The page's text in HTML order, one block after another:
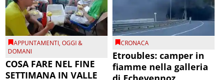
APPUNTAMENTI,OGGI &
DOMANI
COSA FARE NEL FINE
SETTIMANA IN VALLE
CRONACA
Etroubles: camper in
fiamme nella galleria